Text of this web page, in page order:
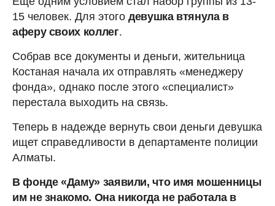
15 человек. Для этого девушка втянула в
аферу своих коллег.
Собрав все документы и деньги, жительница
Костаная начала их отправлять «менеджеру
фонда», однако после этого «специалист»
перестала выходить на связь.
Теперь в надежде вернуть свои деньги девушка
ищет справедливости в департаменте полиции
Алматы.
В фонде «Даму» заявили, что имя мошенницы
им не знакомо. Она никогда не работала в